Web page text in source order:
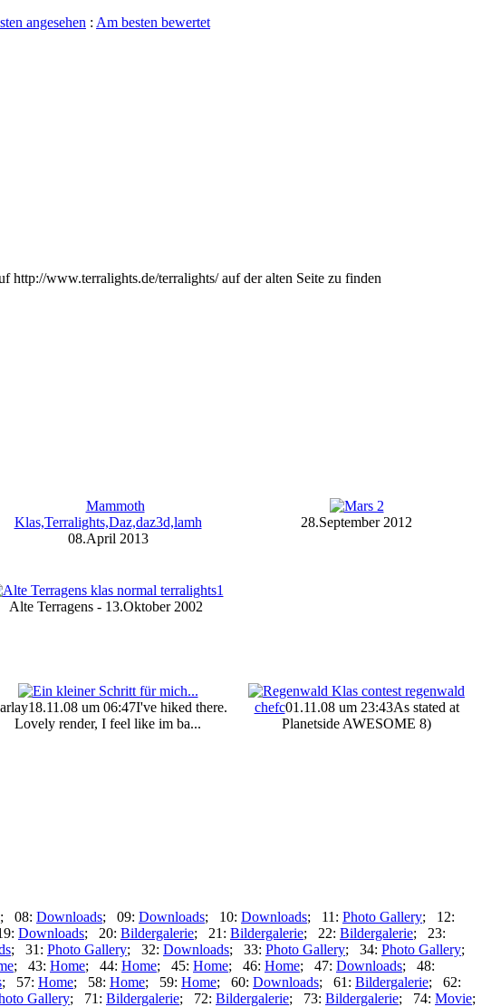
angesehen : Am besten bewertet
http://www.terralights.de/terralights/ auf der alten Seite zu finden
08.April 2013
28.September 2012
Alte Terragens - 13.Oktober 2002
18.11.08 um 06:47I've hiked there.
Lovely render, I feel like im ba...
chefc01.11.08 um 23:43As stated at
Planetside AWESOME 8)
; 08: Downloads; 09: Downloads; 10: Downloads; 11: Photo Gallery; 12:
Downloads; 20: Bildergalerie; 21: Bildergalerie; 22: Bildergalerie; 23:
; 31: Photo Gallery; 32: Downloads; 33: Photo Gallery; 34: Photo Gallery;
; 43: Home; 44: Home; 45: Home; 46: Home; 47: Downloads; 48:
; 57: Home; 58: Home; 59: Home; 60: Downloads; 61: Bildergalerie; 62:
Gallery; 71: Bildergalerie; 72: Bildergalerie; 73: Bildergalerie; 74: Movie;